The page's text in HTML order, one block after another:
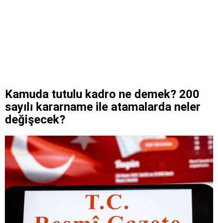
Kamuda tutulu kadro ne demek? 200
sayılı kararname ile atamalarda neler
değişecek?